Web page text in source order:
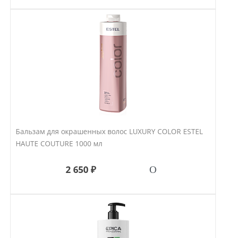
Бальзам для окрашенных волос LUXURY COLOR ESTEL
HAUTE COUTURE 1000 мл
2 650 ₽